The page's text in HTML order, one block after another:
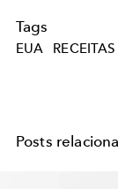
Tags
EUA RECEITAS
Posts